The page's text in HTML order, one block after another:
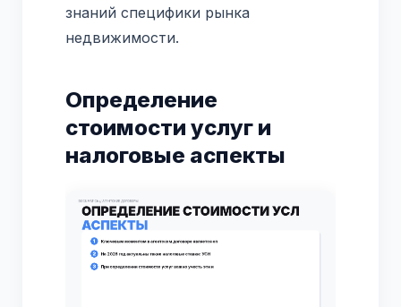
знаний специфики рынка
недвижимости.
Определение
стоимости услуг и
налоговые аспекты